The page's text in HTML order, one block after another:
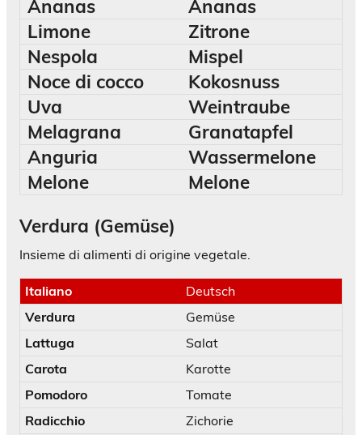
Ananas
Ananas
Limone
Zitrone
Nespola
Mispel
Noce di cocco
Kokosnuss
Uva
Weintraube
Melagrana
Granatapfel
Anguria
Wassermelone
Melone
Melone
Verdura (Gemüse)
Insieme di alimenti di origine vegetale.
Italiano
Deutsch
Verdura
Gemüse
Lattuga
Salat
Carota
Karotte
Pomodoro
Tomate
Radicchio
Zichorie